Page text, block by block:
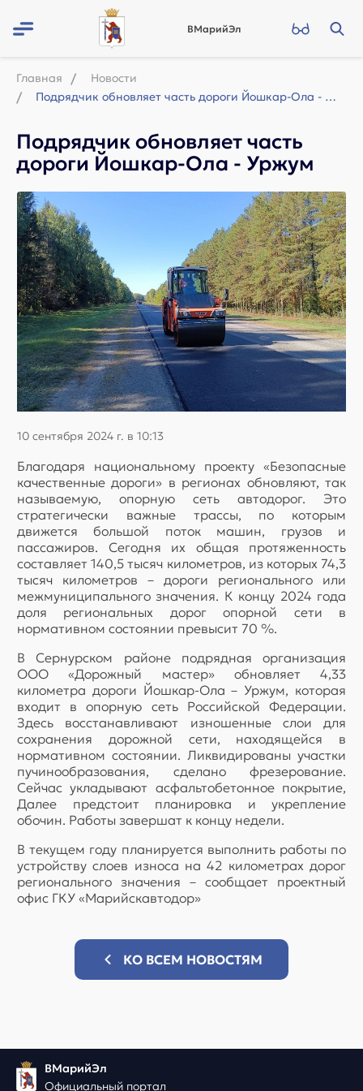
ВМарийЭл
Главная
Новости
Подрядчик обновляет часть дороги Йошкар-Ола - Уржум
Подрядчик обновляет часть
дороги Йошкар-Ола - Уржум
10 сентября 2024 г. в 10:13
Благодаря национальному проекту «Безопасные
качественные дороги» в регионах обновляют, так
называемую, опорную сеть автодорог. Это
стратегически важные трассы, по которым
движется большой поток машин, грузов и
пассажиров. Сегодня их общая протяженность
составляет 140,5 тысяч километров, из которых 74,3
тысяч километров – дороги регионального или
межмуниципального значения. К концу 2024 года
доля региональных дорог опорной сети в
нормативном состоянии превысит 70 %.
В Сернурском районе подрядная организация
ООО «Дорожный мастер» обновляет 4,33
километра дороги Йошкар-Ола – Уржум, которая
входит в опорную сеть Российской Федерации.
Здесь восстанавливают изношенные слои для
сохранения дорожной сети, находящейся в
нормативном состоянии. Ликвидированы участки
пучинообразования, сделано фрезерование.
Сейчас укладывают асфальтобетонное покрытие,
Далее предстоит планировка и укрепление
обочин. Работы завершат к концу недели.
В текущем году планируется выполнить работы по
устройству слоев износа на 42 километрах дорог
регионального значения – сообщает проектный
офис ГКУ «Марийскавтодор»
КО ВСЕМ НОВОСТЯМ
ВМарийЭл
Официальный портал